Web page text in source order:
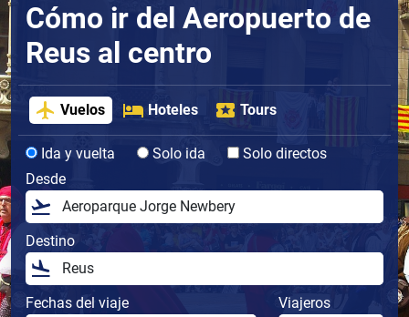
Cómo ir del Aeropuerto de
Reus al centro
Vuelos Hoteles Tours
Ida y vuelta Solo ida
Solo directos
Desde
Destino
Fechas del viaje Viajeros